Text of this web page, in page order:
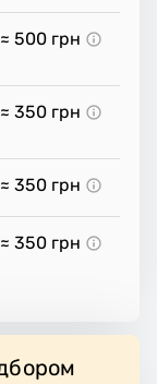
≈ 500 грн
≈ 350 грн
≈ 350 грн
≈ 350 грн